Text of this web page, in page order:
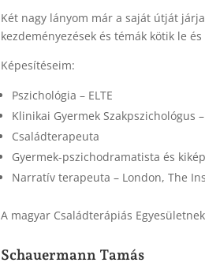
Két nagy lányom már a saját útját
kezdeményezések és témák kötik le
Képesítéseim:
Pszichológia – ELTE
Klinikai Gyermek Szakpszichológus
Családterapeuta
Gyermek-pszichodramatista és
Narratív terapeuta – London, The
A magyar Családterápiás
Schauermann Tamás